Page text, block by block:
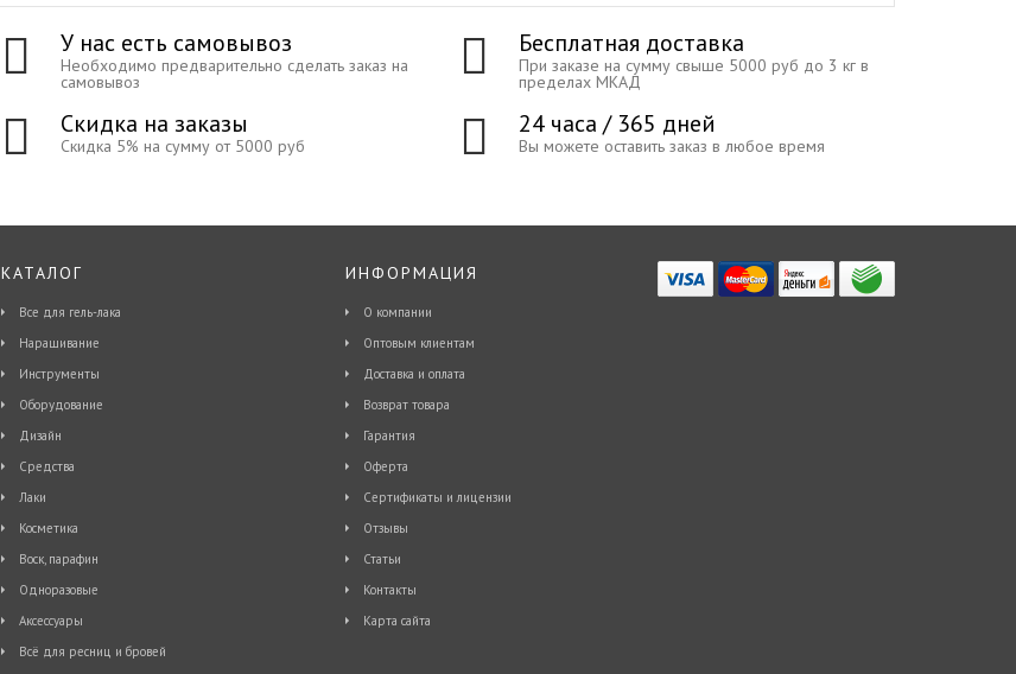
У нас есть самовывоз
Необходимо предварительно сделать заказ на
самовывоз
Бесплатная доставка
При заказе на сумму свыше 5000 руб до 3 кг в
пределах МКАД
Скидка на заказы
Скидка 5% на сумму от 5000 руб
24 часа / 365 дней
Вы можете оставить заказ в любое время
КАТАЛОГ
Все для гель-лака
Наращивание
Инструменты
Оборудование
Дизайн
Средства
Лаки
Косметика
Воск, парафин
Одноразовые
Аксессуары
Всё для ресниц и бровей
ИНФОРМАЦИЯ
О компании
Оптовым клиентам
Доставка и оплата
Возврат товара
Гарантия
Оферта
Сертификаты и лицензии
Отзывы
Статьи
Контакты
Карта сайта